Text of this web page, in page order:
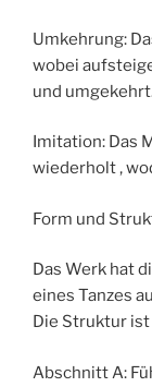
Umkehrung:
wobei
und
Imitation: Das
wiederholt ,
Form und
Das Werk hat
eines Tanzes
Die Struktur ist
Abschnitt A: